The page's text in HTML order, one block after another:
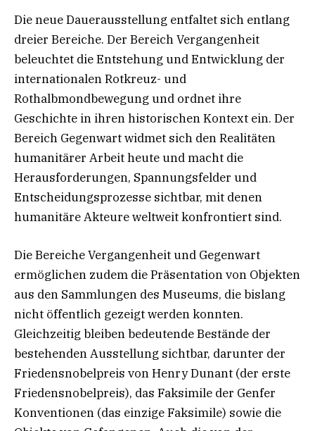
Die neue Dauerausstellung entfaltet sich entlang
dreier Bereiche. Der Bereich Vergangenheit
beleuchtet die Entstehung und Entwicklung der
internationalen Rotkreuz- und
Rothalbmondbewegung und ordnet ihre
Geschichte in ihren historischen Kontext ein. Der
Bereich Gegenwart widmet sich den Realitäten
humanitärer Arbeit heute und macht die
Herausforderungen, Spannungsfelder und
Entscheidungsprozesse sichtbar, mit denen
humanitäre Akteure weltweit konfrontiert sind.
Die Bereiche Vergangenheit und Gegenwart
ermöglichen zudem die Präsentation von Objekten
aus den Sammlungen des Museums, die bislang
nicht öffentlich gezeigt werden konnten.
Gleichzeitig bleiben bedeutende Bestände der
bestehenden Ausstellung sichtbar, darunter der
Friedensnobelpreis von Henry Dunant (der erste
Friedensnobelpreis), das Faksimile der Genfer
Konventionen (das einzige Faksimile) sowie die